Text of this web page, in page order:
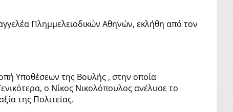
Πλημμελειοδικών Αθηνών, εκλήθη από τον
Υποθέσεων της Βουλής , στην οποία
ο Νίκος Νικολόπουλος ανέλυσε το
της Πολιτείας.